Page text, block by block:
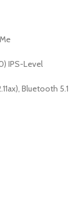
IPS-Level
Bluetooth 5.1